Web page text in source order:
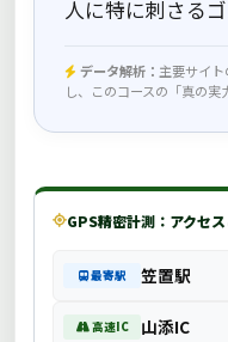
人に特に刺さる
データ解析： 主要サイ
し、このコースの「真の実
GPS精密計測：アクセ
最寄駅 笠置駅
高速IC 山添IC